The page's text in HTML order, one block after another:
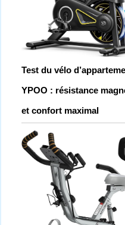
Test du vélo
YPOO : résistance
et confort maximal